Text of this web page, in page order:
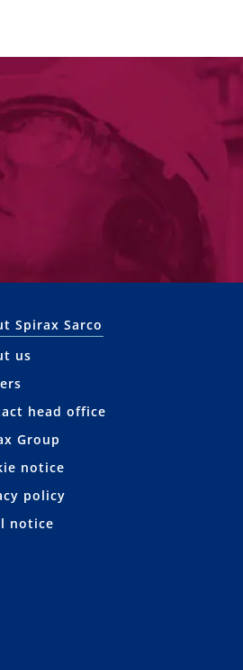
Spirax Sarco
us
head office
Group
notice
policy
notice